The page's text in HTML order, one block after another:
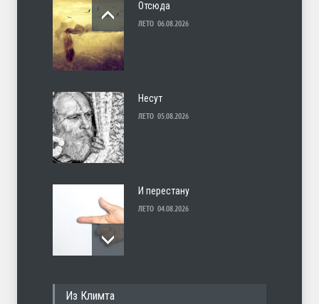
Отсюда
ЛЕТО 06.08.2026
Несут
ЛЕТО 05.08.2026
И перестану
ЛЕТО 04.08.2026
Из Климта